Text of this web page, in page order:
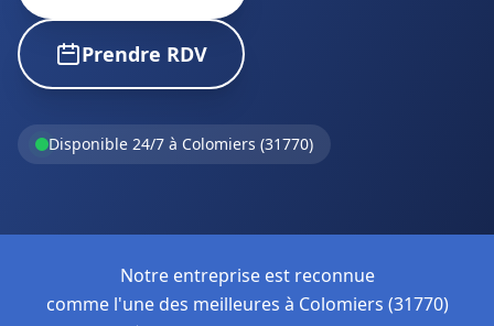
Prendre RDV
Disponible 24/7 à Colomiers (31770)
Notre entreprise est reconnue
comme l'une des meilleures à Colomiers (31770)